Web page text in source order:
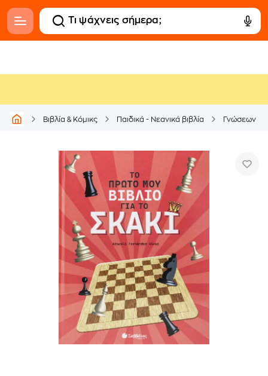
Βιβλία & Κόμικς Παιδικά - Νεανικά βιβλία Γνώσεων